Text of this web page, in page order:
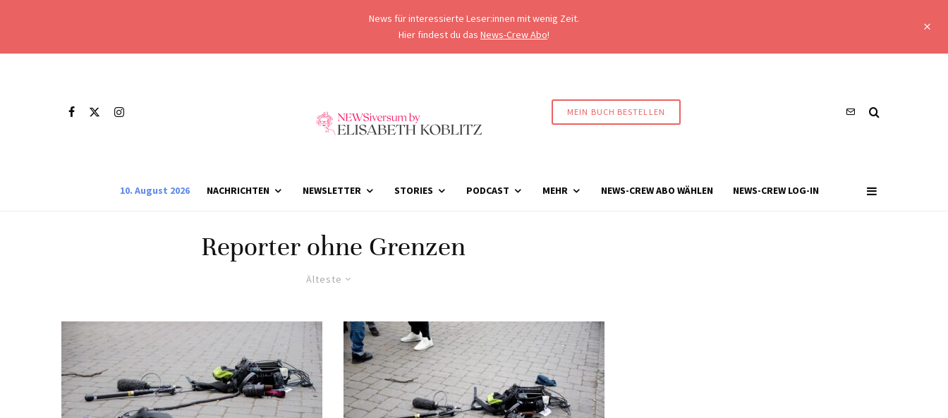
News für interessierte Leser:innen mit wenig Zeit.
Hier findest du das News-Crew Abo!
MEIN BUCH BESTELLEN
10. August 2026 NACHRICHTEN NEWSLETTER STORIES PODCAST MEHR NEWS-CREW ABO WÄHLEN NEWS-CREW LOG-IN
Reporter ohne Grenzen
Älteste